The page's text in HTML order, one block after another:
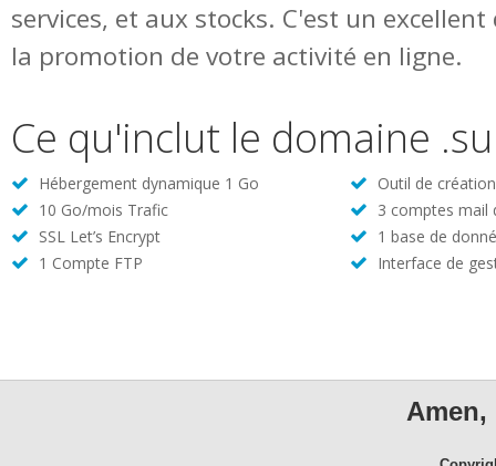
services, et aux stocks. C'est un
la promotion de votre activité en ligne.
Ce qu'inclut le domaine
Hébergement dynamique 1 Go
Outil de
10 Go/mois Trafic
3 comptes mail
SSL Let’s Encrypt
1 base de
1 Compte FTP
Interface de